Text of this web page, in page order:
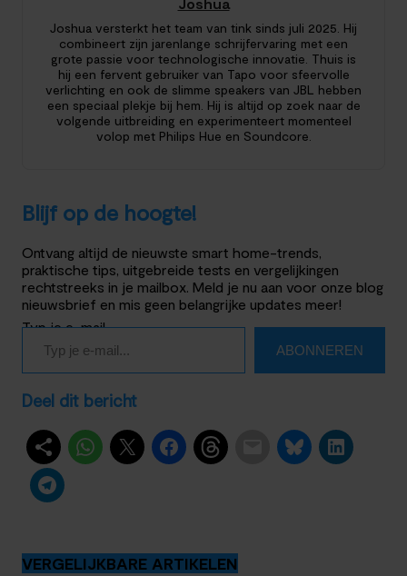
Joshua versterkt het team van tink sinds juli 2025. Hij
combineert zijn jarenlange schrijfervaring met een
grote passie voor technologische innovatie. Thuis is
hij een fervent gebruiker van Tapo voor sfeervolle
verlichting en ook de slimme speakers van JBL hebben
een speciaal plekje bij hem. Hij is altijd op zoek naar de
volgende uitbreiding en experimenteert momenteel
volop met Philips Hue en Soundcore.
Blijf op de hoogte!
Ontvang altijd de nieuwste smart home-trends,
praktische tips, uitgebreide tests en vergelijkingen
rechtstreeks in je mailbox. Meld je nu aan voor onze blog
nieuwsbrief en mis geen belangrijke updates meer!
Typ je e-mail…
ABONNEREN
Deel dit bericht
VERGELIJKBARE ARTIKELEN